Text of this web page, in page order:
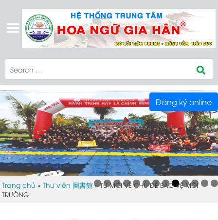
Trang chủ »Thư viện 圖書館»TỪ MỚI VỀ CHỦ ĐỀ BẢO VỆ MÔI
TRƯỜNG
Đăng ký online